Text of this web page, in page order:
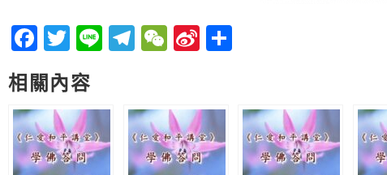
Facebook
Twitter
LineTelegram
WeChat
Sina
相關內容